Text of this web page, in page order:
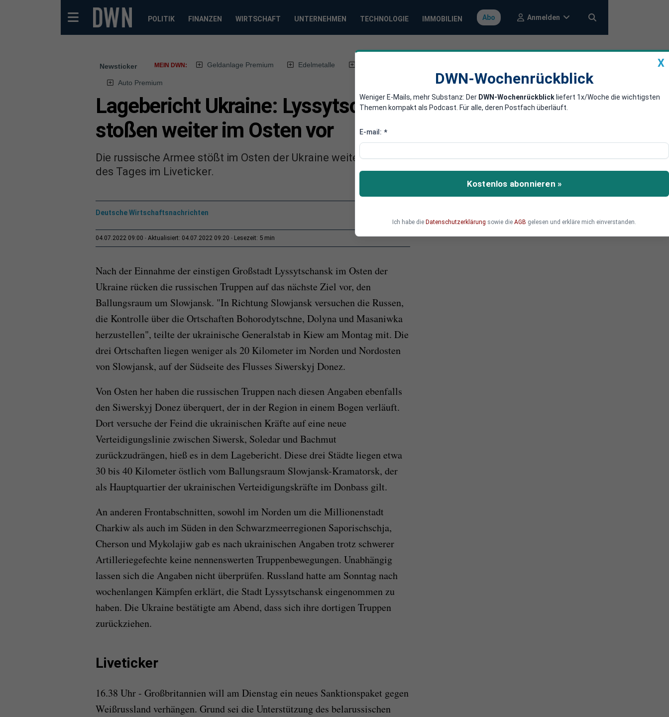
POLITIK FINANZEN WIRTSCHAFT UNTERNEHMEN TECHNOLOGIE IMMOBILIEN Abo Anmelden
Newsticker MEIN DWN: Geldanlage Premium Edelmetalle
Auto Premium
Lagebericht Ukraine: Lyssytschansk gefallen - Russen
stoßen weiter im Osten vor
Die russische Armee stößt im Osten der Ukraine weiter vor. Lesen Sie alle wichtigen Meldungen
des Tages im Liveticker.
Deutsche Wirtschaftsnachrichten
04.07.2022 09:00 Aktualisiert: 04.07.2022 09:20 Lesezeit: 5 min
Nach der Einnahme der einstigen Großstadt Lyssytschansk im Osten der
Ukraine rücken die russischen Truppen auf das nächste Ziel vor, den
Ballungsraum um Slowjansk. "In Richtung Slowjansk versuchen die Russen,
die Kontrolle über die Ortschaften Bohorodytschne, Dolyna und Masaniwka
herzustellen", teilte der ukrainische Generalstab in Kiew am Montag mit. Die
drei Ortschaften liegen weniger als 20 Kilometer im Norden und Nordosten
von Slowjansk, auf der Südseite des Flusses Siwerskyj Donez.
Von Osten her haben die russischen Truppen nach diesen Angaben ebenfalls
den Siwerskyj Donez überquert, der in der Region in einem Bogen verläuft.
Dort versuche der Feind die ukrainischen Kräfte auf eine neue
Verteidigungslinie zwischen Siwersk, Soledar und Bachmut
zurückzudrängen, hieß es in dem Lagebericht. Diese drei Städte liegen etwa
30 bis 40 Kilometer östlich vom Ballungsraum Slowjansk-Kramatorsk, der
als Hauptquartier der ukrainischen Verteidigungskräfte im Donbass gilt.
An anderen Frontabschnitten, sowohl im Norden um die Millionenstadt
Charkiw als auch im Süden in den Schwarzmeerregionen Saporischschja,
Cherson und Mykolajiw gab es nach ukrainischen Angaben trotz schwerer
Artilleriegefechte keine nennenswerten Truppenbewegungen. Unabhängig
lassen sich die Angaben nicht überprüfen. Russland hatte am Sonntag nach
wochenlangen Kämpfen erklärt, die Stadt Lyssytschansk eingenommen zu
haben. Die Ukraine bestätigte am Abend, dass sich ihre dortigen Truppen
zurückziehen.
Liveticker
16.38 Uhr - Großbritannien will am Dienstag ein neues Sanktionspaket gegen
Weißrussland verhängen. Grund sei die Unterstützung des belarussischen
X
DWN-Wochenrückblick
Weniger E-Mails, mehr Substanz: Der DWN-Wochenrückblick liefert 1x/Woche die wichtigsten
Themen kompakt als Podcast. Für alle, deren Postfach überläuft.
E-mail: *
Kostenlos abonnieren »
Ich habe die Datenschutzerklärung sowie die AGB gelesen und erkläre mich einverstanden.